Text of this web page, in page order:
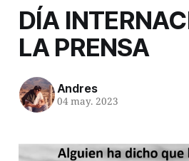
DÍA
LA PRENSA
Andres
04 may. 2023